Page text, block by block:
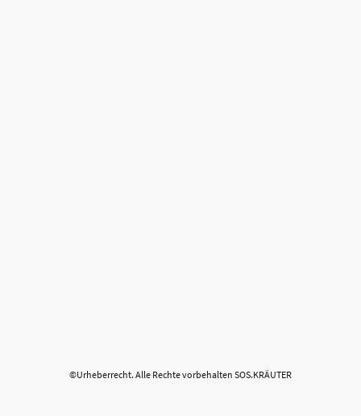
©Urheberrecht. Alle Rechte vorbehalten SOS.KRÄUTER